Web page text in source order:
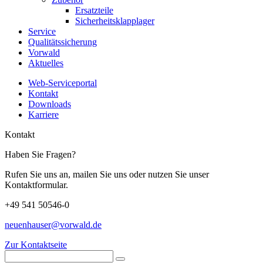
Ersatzteile
Sicherheitsklapplager
Service
Qualitätssicherung
Vorwald
Aktuelles
Web-Serviceportal
Kontakt
Downloads
Karriere
Kontakt
Haben Sie Fragen?
Rufen Sie uns an, mailen Sie uns oder nutzen Sie unser
Kontaktformular.
+49 541 50546-0
neuenhauser@vorwald.de
Zur Kontaktseite